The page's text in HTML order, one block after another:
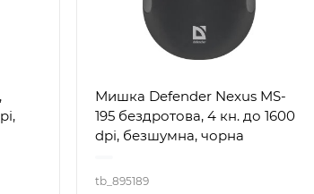
Мишка Defender Nexus MS-
195 бездротова, 4 кн. до 1600
dpi, безшумна, чорна
tb_895189